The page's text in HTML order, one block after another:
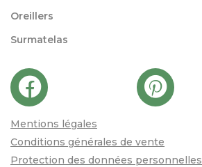
Oreillers
Surmatelas
Mentions légales
Conditions générales de vente
Protection des données personnelles